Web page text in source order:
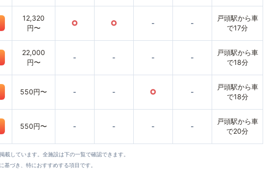
12,320
円〜
○ ○ - -
戸頭駅から車
で17分
22,000
円〜
- - - -
戸頭駅から車
で18分
550円〜 - - ○ -
戸頭駅から車
で18分
550円〜 - - - -
戸頭駅から車
で20分
しています。全施設は下の一覧で確認できます。
づき、特におすすめする項目です。